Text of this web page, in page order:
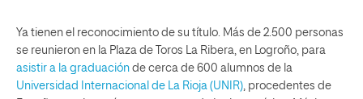
Ya tienen el reconocimiento de su título. Más de 2.500 personas
se reunieron en la Plaza de Toros La Ribera, en Logroño, para
asistir a la graduación de cerca de 600 alumnos de la
Universidad Internacional de La Rioja (UNIR), procedentes de